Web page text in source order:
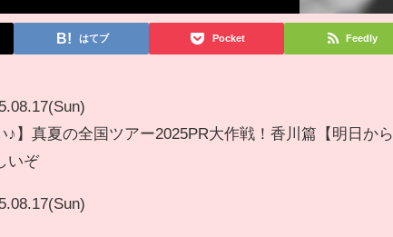
はてブ Pocket Feedly
♪】真夏の全国ツアー2025PR大作戦！香川篇【明日から
いぞ